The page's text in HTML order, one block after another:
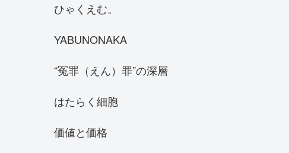
ひゃくえむ。
YABUNONAKA
“冤罪（えん）罪”の深層
はたらく細胞
価値と価格